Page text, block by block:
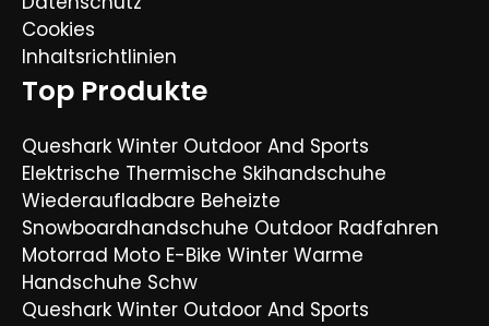
Cookies
Inhaltsrichtlinien
Top Produkte
Queshark Winter Outdoor And Sports
Elektrische Thermische Skihandschuhe
Wiederaufladbare Beheizte
Snowboardhandschuhe Outdoor Radfahren
Motorrad Moto E-Bike Winter Warme
Handschuhe Schw
Queshark Winter Outdoor And Sports